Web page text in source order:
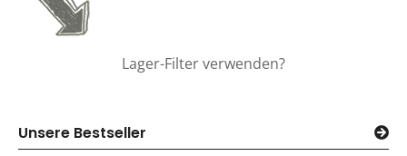
Lager-Filter verwenden?
Unsere Bestseller